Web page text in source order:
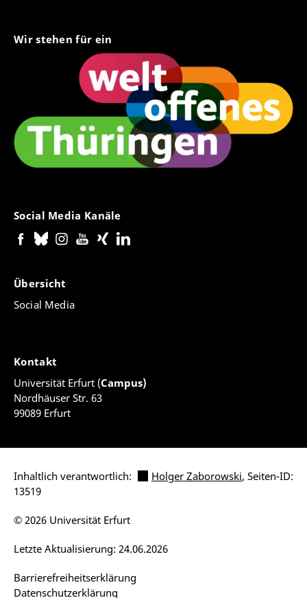
Wir stehen für ein
Social Media Kanäle
Übersicht
Social Media
Kontakt
Universität Erfurt (Campus)
Nordhäuser Str. 63
99089 Erfurt
Inhaltlich verantwortlich: Holger Zaborowski, Seiten-ID:
13519
Barrierefreiheitserklärung
Datenschutzerklärung
Letzte Aktualisierung: 24.06.2026
© 2026 Universität Erfurt